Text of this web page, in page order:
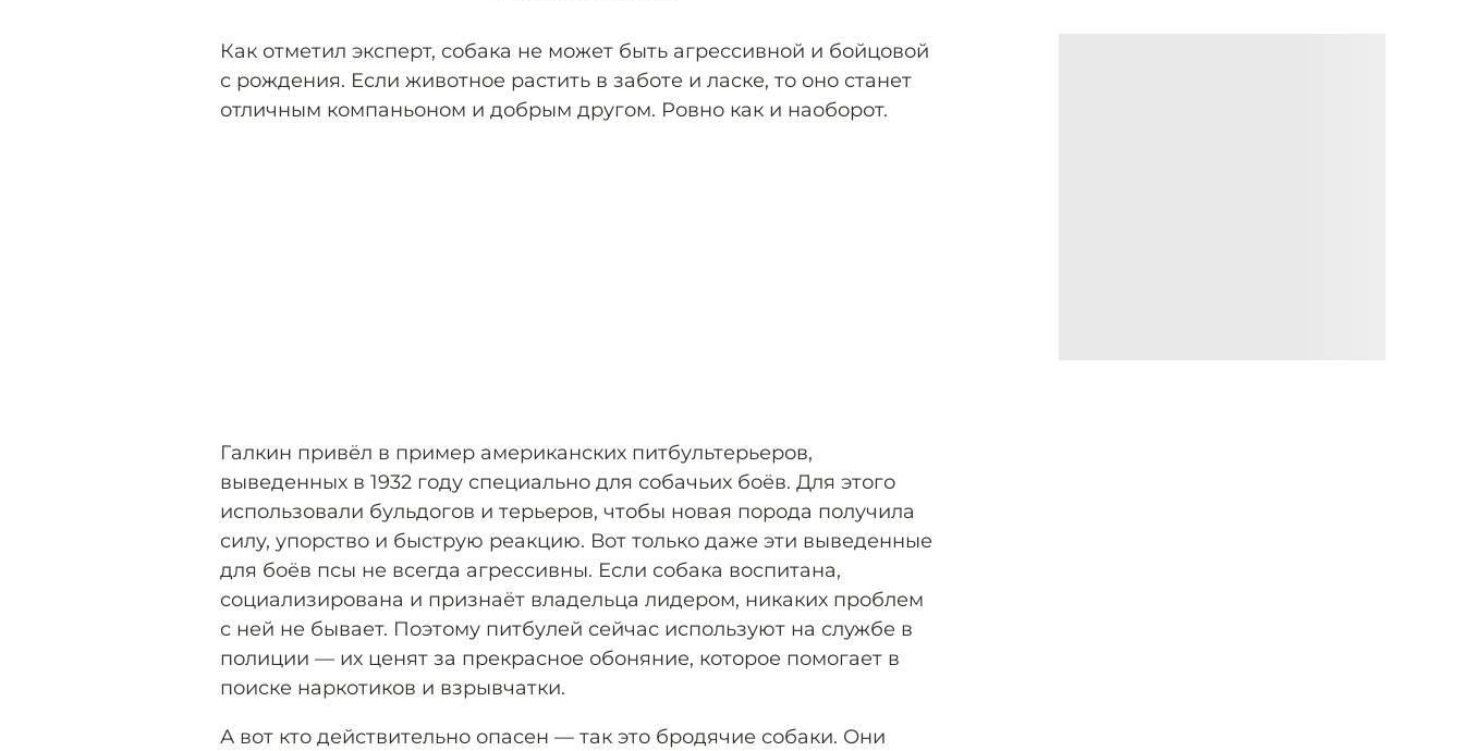
Как отметил эксперт, собака не может быть агрессивной и бойцовой
с рождения. Если животное растить в заботе и ласке, то оно станет
отличным компаньоном и добрым другом. Ровно как и наоборот.
Галкин привёл в пример американских питбультерьеров,
выведенных в 1932 году специально для собачьих боёв. Для этого
использовали бульдогов и терьеров, чтобы новая порода получила
силу, упорство и быструю реакцию. Вот только даже эти выведенные
для боёв псы не всегда агрессивны. Если собака воспитана,
социализирована и признаёт владельца лидером, никаких проблем
с ней не бывает. Поэтому питбулей сейчас используют на службе в
полиции — их ценят за прекрасное обоняние, которое помогает в
поиске наркотиков и взрывчатки.
А вот кто действительно опасен — так это бродячие собаки. Они